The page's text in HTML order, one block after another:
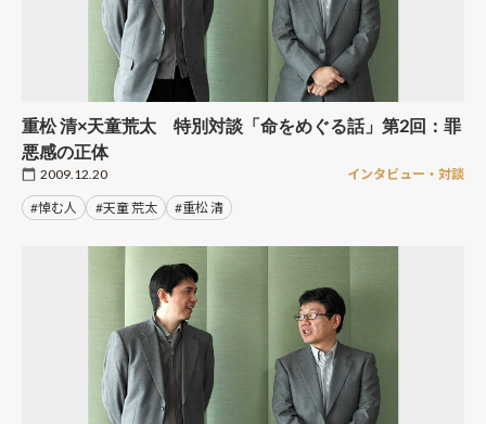
重松 清×天童荒太 特別対談「命をめぐる話」第2回：罪
悪感の正体
2009.12.20 インタビュー・対談
#悼む人 #天童 荒太 #重松 清